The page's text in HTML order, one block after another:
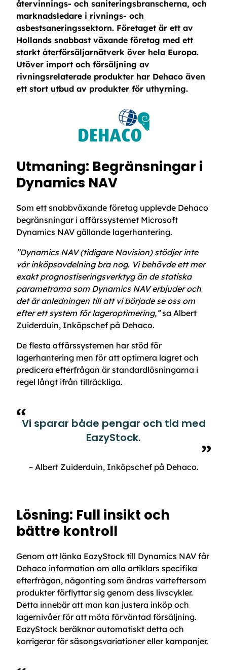
återvinnings- och saniteringsbranscherna, och
marknadsledare i rivnings- och
asbestsaneringssektorn. Företaget är ett av
Hollands snabbast växande företag med ett
starkt återförsäljarnätverk över hela Europa.
Utöver import och försäljning av
rivningsrelaterade produkter har Dehaco även
ett stort utbud av produkter för uthyrning.
Utmaning: Begränsningar i
Dynamics NAV
Som ett snabbväxande företag upplevde Dehaco
begränsningar i affärssystemet Microsoft
Dynamics NAV gällande lagerhantering.
”Dynamics NAV (tidigare Navision) stödjer inte
vår inköpsavdelning bra nog. Vi behövde ett mer
exakt prognostiseringsverktyg än de statiska
parametrarna som Dynamics NAV erbjuder och
det är anledningen till att vi började se oss om
efter ett system för lageroptimering,”sa Albert
Zuiderduin, Inköpschef på Dehaco.
De flesta affärssystemen har stöd för
lagerhantering men för att optimera lagret och
predicera efterfrågan är standardlösningarna i
regel långt ifrån tillräckliga.
Vi sparar både pengar och tid med
EazyStock.
– Albert Zuiderduin, Inköpschef på Dehaco.
Lösning: Full insikt och
bättre kontroll
Genom att länka EazyStock till Dynamics NAV får
Dehaco information om alla artiklars specifika
efterfrågan, någonting som ändras varteftersom
produkter förflyttar sig genom dess livscykler.
Detta innebär att man kan justera inköp och
lagernivåer för att möta förväntad försäljning.
EazyStock beräknar automatiskt detta och
korrigerar för säsongsvariationer eller kampanjer.